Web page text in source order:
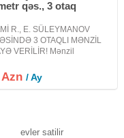
qəs., 3 otaq
R., E. SÜLEYMANOV
3 OTAQLI MƏNZİL
VERİLİR! Mənzil
6 ayın təzə təmiri,
(köç yaşa) Təminat:
Azn/ Ay
evler satilir